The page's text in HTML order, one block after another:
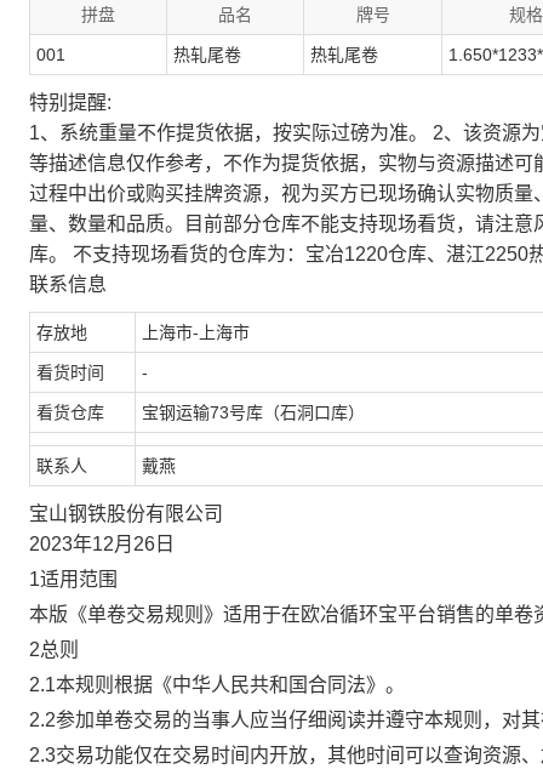
拼盘 品名 牌号 规格
001 热轧尾卷 热轧尾卷
特别提醒:
1、系统重量不作提货依据，按实际过磅为准。 2、该资源
等描述信息仅作参考，不作为提货依据，实物与资源描述
过程中出价或购买挂牌资源，视为买方已现场确认实物质
量、数量和品质。目前部分仓库不能支持现场看货，请注
库。 不支持现场看货的仓库为：宝冶1220仓库、湛江2250
联系信息
存放地 上海市-上海市
看货时间 -
看货仓库 宝钢运输73号库（石洞口库）
联系人 戴燕
宝山钢铁股份有限公司
2023年12月26日
1适用范围
本版《单卷交易规则》适用于在欧冶循环宝平台销售的单卷
2总则
2.1本规则根据《中华人民共和国合同法》。
2.2参加单卷交易的当事人应当仔细阅读并遵守本规则，对
2.3交易功能仅在交易时间内开放，其他时间可以查询资源